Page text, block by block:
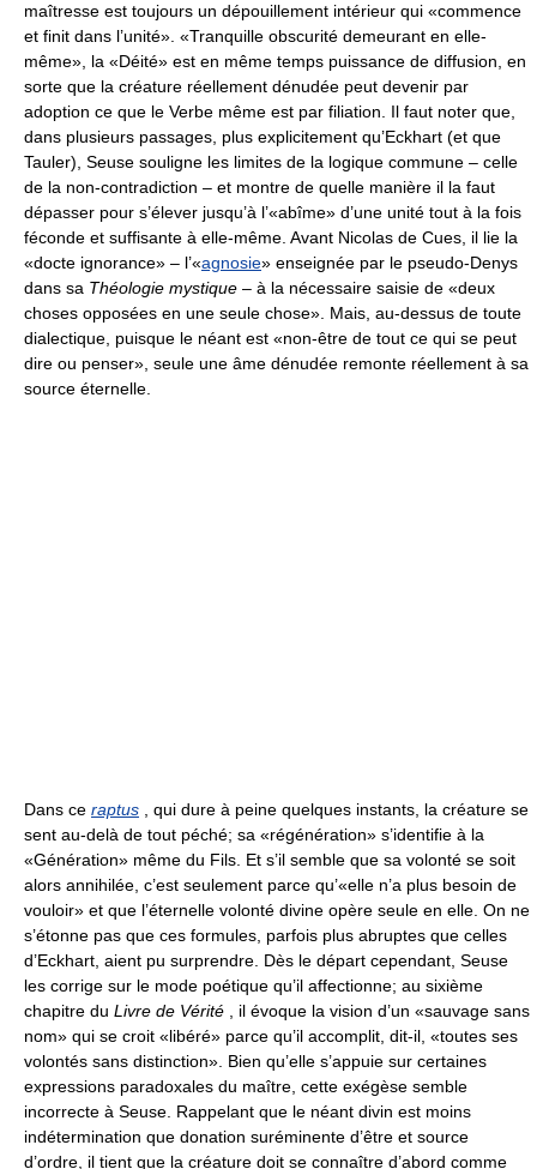
maîtresse est toujours un dépouillement intérieur qui «commence
et finit dans l’unité». «Tranquille obscurité demeurant en elle-
même», la «Déité» est en même temps puissance de diffusion, en
sorte que la créature réellement dénudée peut devenir par
adoption ce que le Verbe même est par filiation. Il faut noter que,
dans plusieurs passages, plus explicitement qu’Eckhart (et que
Tauler), Seuse souligne les limites de la logique commune – celle
de la non-contradiction – et montre de quelle manière il la faut
dépasser pour s’élever jusqu’à l’«abîme» d’une unité tout à la fois
féconde et suffisante à elle-même. Avant Nicolas de Cues, il lie la
«docte ignorance» – l’«agnosie» enseignée par le pseudo-Denys
dans sa Théologie mystique – à la nécessaire saisie de «deux
choses opposées en une seule chose». Mais, au-dessus de toute
dialectique, puisque le néant est «non-être de tout ce qui se peut
dire ou penser», seule une âme dénudée remonte réellement à sa
source éternelle.
Dans ce raptus , qui dure à peine quelques instants, la créature se
sent au-delà de tout péché; sa «régénération» s’identifie à la
«Génération» même du Fils. Et s’il semble que sa volonté se soit
alors annihilée, c’est seulement parce qu’«elle n’a plus besoin de
vouloir» et que l’éternelle volonté divine opère seule en elle. On ne
s’étonne pas que ces formules, parfois plus abruptes que celles
d’Eckhart, aient pu surprendre. Dès le départ cependant, Seuse
les corrige sur le mode poétique qu’il affectionne; au sixième
chapitre du Livre de Vérité , il évoque la vision d’un «sauvage sans
nom» qui se croit «libéré» parce qu’il accomplit, dit-il, «toutes ses
volontés sans distinction». Bien qu’elle s’appuie sur certaines
expressions paradoxales du maître, cette exégèse semble
incorrecte à Seuse. Rappelant que le néant divin est moins
indétermination que donation suréminente d’être et source
d’ordre, il tient que la créature doit se connaître d’abord comme